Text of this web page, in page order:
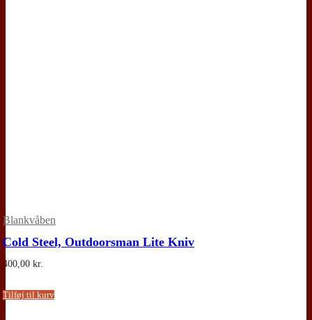
Blankvåben
Cold Steel, Outdoorsman Lite Kniv
400,00 kr.
Tilføj til kurv